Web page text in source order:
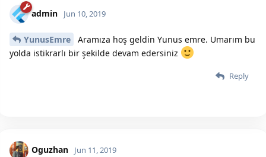
admin Jun 10, 2019
YunusEmre
Aramıza hoş geldin Yunus emre. Umarım bu
yolda istikrarlı bir şekilde devam edersiniz
Reply
Oguzhan Jun 11, 2019